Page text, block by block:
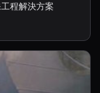
程解決方案